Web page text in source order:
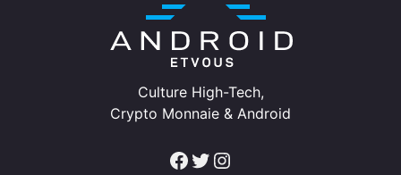
Culture High-Tech,
Crypto Monnaie & Android
Facebook Twitter Instagram